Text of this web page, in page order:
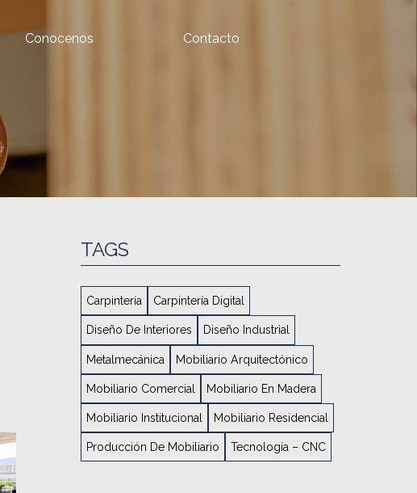
Conocenos Contacto
TAGS
Carpintería Carpintería Digital
Diseño De Interiores Diseño Industrial
Metalmecánica Mobiliario Arquitectónico
Mobiliario Comercial Mobiliario En Madera
Mobiliario Institucional Mobiliario Residencial
Producción De Mobiliario Tecnología – CNC